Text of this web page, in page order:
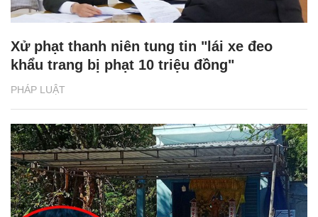
PHÁP LUẬT
Xử phạt thanh niên tung tin "lái xe đeo
khẩu trang bị phạt 10 triệu đồng"